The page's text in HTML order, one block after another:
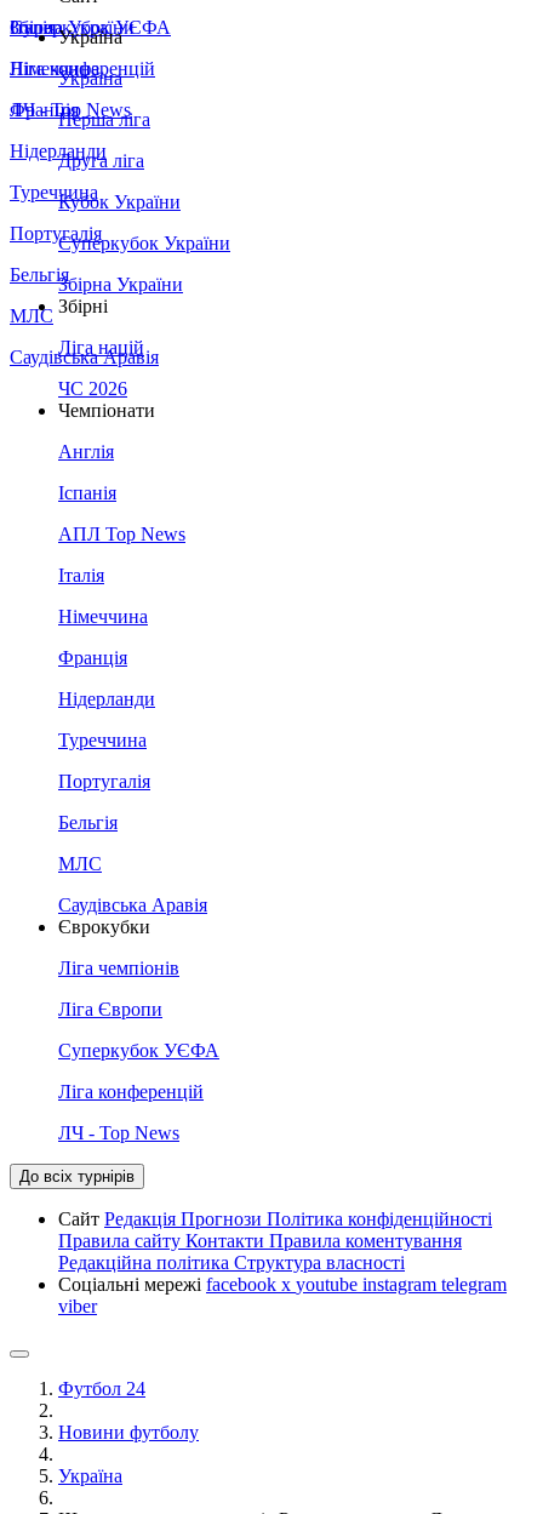
Збірна України
Італія
Німеччина
Франція
Нідерланди
Туреччина
Португалія
Бельгія
МЛС
Саудівська Аравія
Суперкубок УЄФА
Ліга конференцій
ЛЧ - Top News
Україна
Україна
Перша ліга
Друга ліга
Кубок України
Суперкубок України
Збірна України
Збірні
Ліга націй
ЧС 2026
Чемпіонати
Англія
Іспанія
АПЛ Top News
Італія
Німеччина
Франція
Нідерланди
Туреччина
Португалія
Бельгія
МЛС
Саудівська Аравія
Єврокубки
Ліга чемпіонів
Ліга Європи
Суперкубок УЄФА
Ліга конференцій
ЛЧ - Top News
До всіх турнірів
Сайт Редакція Прогнози Політика конфіденційності
Правила сайту Контакти Правила коментування
Редакційна політика Структура власності
Соціальні мережі facebook x youtube instagram telegram
viber
Футбол 24
Новини футболу
Україна